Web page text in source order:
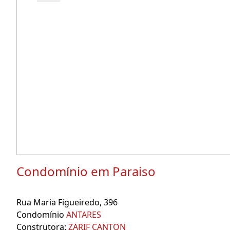
Condomínio em Paraiso
Rua Maria Figueiredo, 396
Condomínio ANTARES
Construtora: ZARIF CANTON